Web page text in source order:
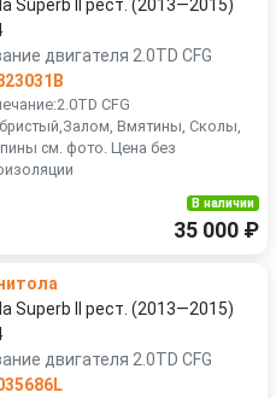
Superb II рест. (2013—2015)
двигателя 2.0TD CFG
CFG
Вмятины, Сколы,
см. фото. Цена без
В наличии
35 000 ₽
Superb II рест. (2013—2015)
двигателя 2.0TD CFG